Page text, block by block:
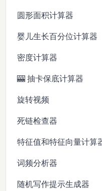
圆形面积计算器
婴儿生长百分位计算器
密度计算器
🎰 抽卡保底计算器
旋转视频
死链检查器
特征值和特征向量计算
词频分析器
随机写作提示生成器